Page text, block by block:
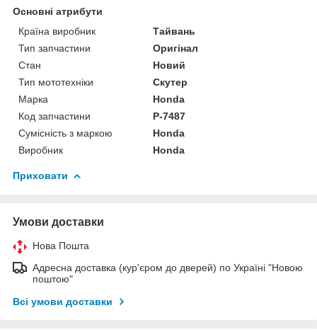
Основні атрибути
Країна виробник
Тайвань
Тип запчастини
Оригінал
Стан
Новий
Тип мототехніки
Скутер
Марка
Honda
Код запчастини
P-7487
Сумісність з маркою
Honda
Виробник
Honda
Приховати
Умови доставки
Нова Пошта
Адресна доставка (кур'єром до дверей) по Україні "Новою
поштою"
Всі умови доставки